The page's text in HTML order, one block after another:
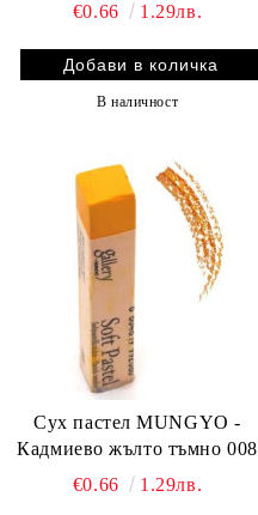
€0.66
1.29лв.
В наличност
Сух пастел MUNGYO -
Кадмиево жълто тъмно 008
€0.66
1.29лв.